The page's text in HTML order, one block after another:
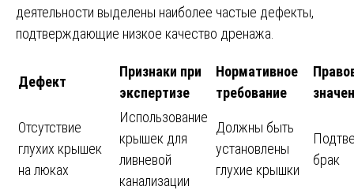
деятельности выделены наиболее частые дефекты,
подтверждающие низкое качество дренажа.
Дефект
Признаки при
экспертизе
Нормативное
требование
Отсутствие
глухих крышек
на люках
Использование
крышек для
ливневой
канализации
Должны быть
установлены
глухие крышки
брак